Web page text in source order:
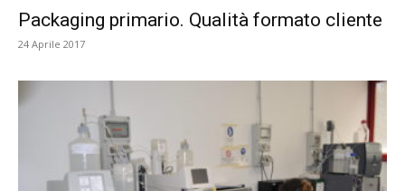
Packaging primario. Qualità formato cliente
24 Aprile 2017